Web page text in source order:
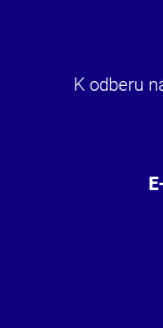
K odberu